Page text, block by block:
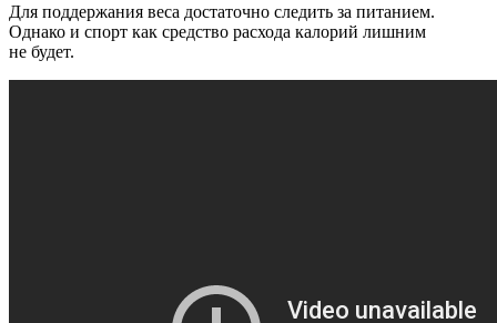
Для поддержания веса достаточно следить за питанием.
Однако и спорт как средство расхода калорий лишним
не будет.